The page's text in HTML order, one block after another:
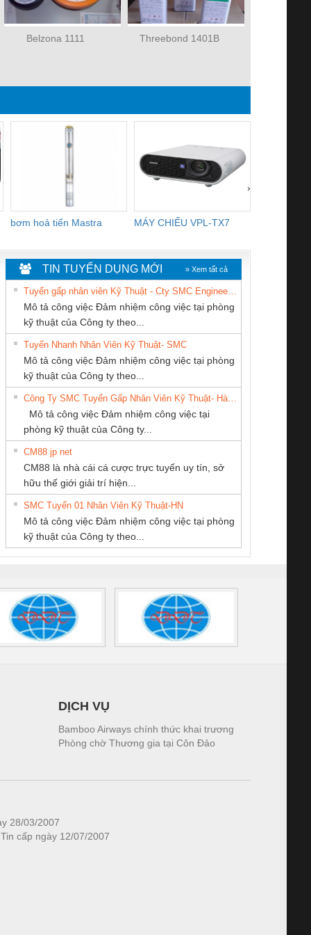
Belzona 1111 Threebond 1401B
bơm hoả tiển Mastra MÁY CHIẾU VPL-TX7
›
An Toàn
Contact
– PSR-
SCP-
FSP/2X1/1X2
sát chuỗi
tấm pin
16I+
(2502520000)
Bộ giám sát chuỗi
tấm pin
TRANSCLINIC 16I+
1K5 L (2433950000)
Bộ giám sát dòng
TRANSCLINIC 16I+
(2008130000)
Bộ chỉnh lưu nguồn
điện TRANSCLINIC
BKE 1K5.4
(7791400879)2. Giá
Nẹp nhôm chống
trơn Đà Nẵng
ty TNHH
Mại SX Ba
CÔNG TY TNHH
MEKONG MARINE
SUPPLY
CÔNG TY TNHH
NGHIỆP NIHON
SETSUBI VIỆT
NAM
TNHH TM QC
Miền
KỸ THUẬT KTECH
VIỆT NAM
TM-DV DAI DONG
TIN TUYỂN DỤNG MỚI » Xem tất cả
Mô tả công việc Đảm nhiệm công việc tại phòng
kỹ thuật của Công ty theo...
Tuyển Nhanh Nhân Viên Kỹ Thuật- SMC
Mô tả công việc Đảm nhiệm công việc tại phòng
kỹ thuật của Công ty theo...
Mô tả công việc Đảm nhiệm công việc tại
phòng kỹ thuật của Công ty...
CM88 jp net
CM88 là nhà cái cá cược trực tuyến uy tín, sở
hữu thế giới giải trí hiện...
SMC Tuyển 01 Nhân Viên Kỹ Thuật-HN
Mô tả công việc Đảm nhiệm công việc tại phòng
kỹ thuật của Công ty theo...
DỊCH VỤ
Bamboo Airways chính thức khai trương
Phòng chờ Thương gia tại Côn Đảo
28/03/2007
cấp ngày 12/07/2007